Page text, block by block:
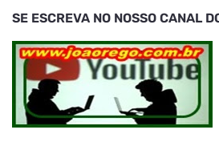
SE ESCREVA NO NOSSO CANAL